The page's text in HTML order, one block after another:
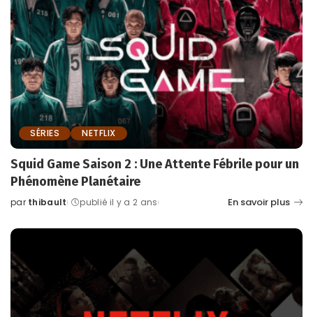
SÉRIES NETFLIX
Squid Game Saison 2 : Une Attente Fébrile pour un
Phénomène Planétaire
Posted
par thibault publié il y a 2 ans En savoir plus